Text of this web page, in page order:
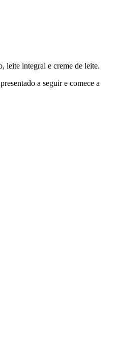
leite integral e creme de leite.
a seguir e comece a